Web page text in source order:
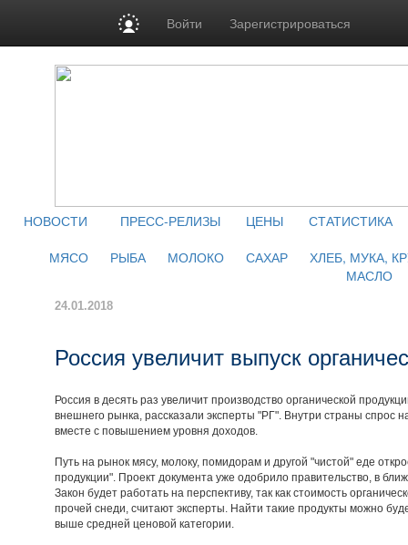
Войти Зарегистрироваться
НОВОСТИ ПРЕСС-РЕЛИЗЫ ЦЕНЫ
СТАТИСТИКА
МЯСО
РЫБА МОЛОКО САХАР
ХЛЕБ, МУКА,
МАСЛО
24.01.2018
Россия увеличит выпуск
Россия в десять раз увеличит производство органической
внешнего рынка, рассказали эксперты "РГ". Внутри страны спрос
вместе с повышением уровня доходов.
Путь на рынок мясу, молоку, помидорам и другой "чистой" еде
продукции". Проект документа уже одобрило правительство, в
Закон будет работать на перспективу, так как стоимость
прочей снеди, считают эксперты. Найти такие продукты можно
выше средней ценовой категории.